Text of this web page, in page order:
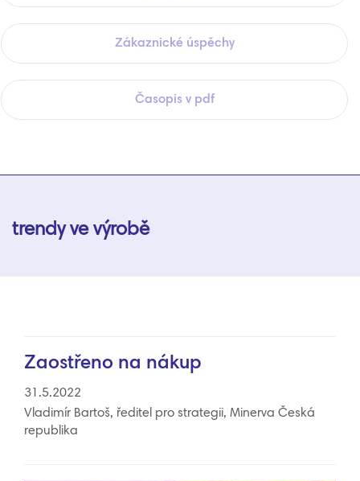
Zákaznické úspěchy
Časopis v pdf
trendy ve výrobě
Zaostřeno na nákup
31.5.2022
Vladimír Bartoš, ředitel pro strategii, Minerva Česká
republika